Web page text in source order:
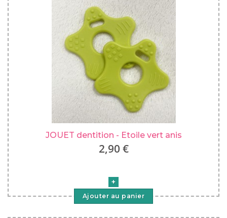
JOUET dentition - Etoile vert anis
2,90 €
Ajouter au panier